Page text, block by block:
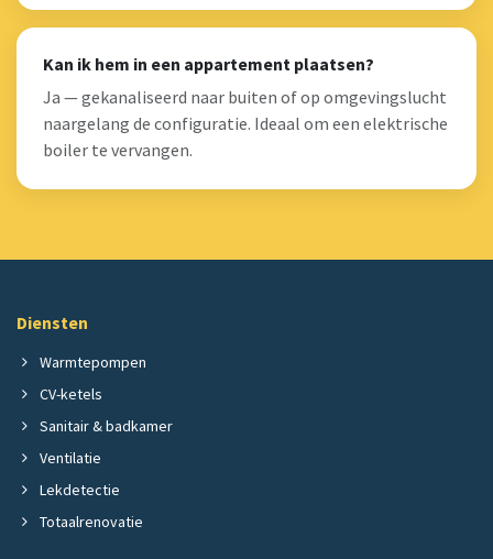
Kan ik hem in een appartement plaatsen?
Ja — gekanaliseerd naar buiten of op omgevingslucht
naargelang de configuratie. Ideaal om een elektrische
boiler te vervangen.
Diensten
Warmtepompen
CV-ketels
Sanitair & badkamer
Ventilatie
Lekdetectie
Totaalrenovatie